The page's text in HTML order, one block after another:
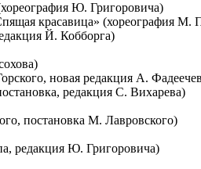
Ю. Григоровича)
красавица» (хореография М.
Й. Кобборга)
новая редакция А.
редакция С. Вихарева)
постановка М. Лавровского)
редакция Ю. Григоровича)